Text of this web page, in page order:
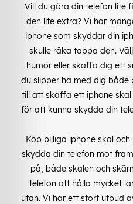
Vill du göra din telefon lite
den lite extra? Vi har
iphone som skyddar din
skulle råka tappa den.
humör eller skaffa dig ett
du slipper ha med dig både
till att skaffa ett iphone skal
för att kunna skydda din
Köp billiga iphone skal
skydda din telefon mot
på, både skalen och
telefon att hålla mycket
utan. Vi har ett stort utbud